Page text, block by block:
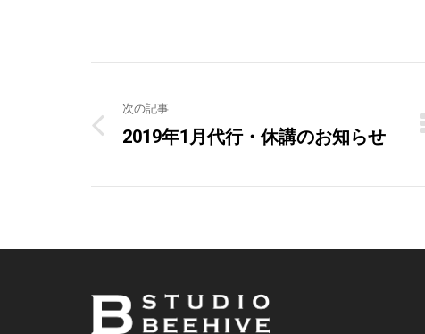
navigation
次の記事
Previous
2019年1月代行・休講のお知らせ